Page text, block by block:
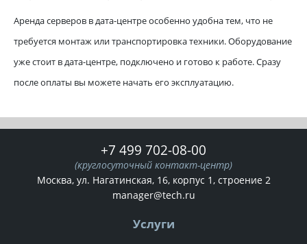
Аренда серверов в дата-центре особенно удобна тем, что не
требуется монтаж или транспортировка техники. Оборудование
уже стоит в дата-центре, подключено и готово к работе. Сразу
после оплаты вы можете начать его эксплуатацию.
Мы ждем вас!
Оставьте контакты
+7 499 702-08-00
(круглосуточный контакт-центр)
Москва, ул. Нагатинская, 16, корпус 1, строение 2
manager@tech.ru
Услуги